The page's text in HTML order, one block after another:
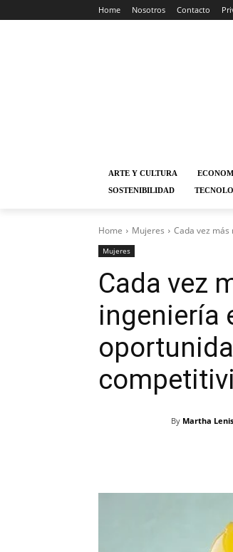
Home Nosotros Contacto
ARTE Y CULTURA
SOSTENIBILIDAD
Home Mujeres Cada vez
Mujeres
Cada vez
ingeniería
By Martha Lenis